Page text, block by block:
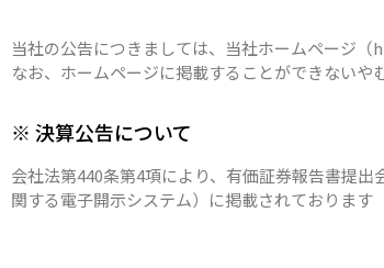
当社の公告につきましては、当社ホームページ
なお、ホームページに掲載することができないや
※ 決算公告について
会社法第440条第4項により、有価証券報告書提
関する電子開示システム）に掲載されております